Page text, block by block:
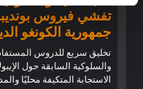
جمهورية الكونغو
تخليق سريع للدروس
والسلوكية السابقة حول
الاستجابة المتكيفة محليًا